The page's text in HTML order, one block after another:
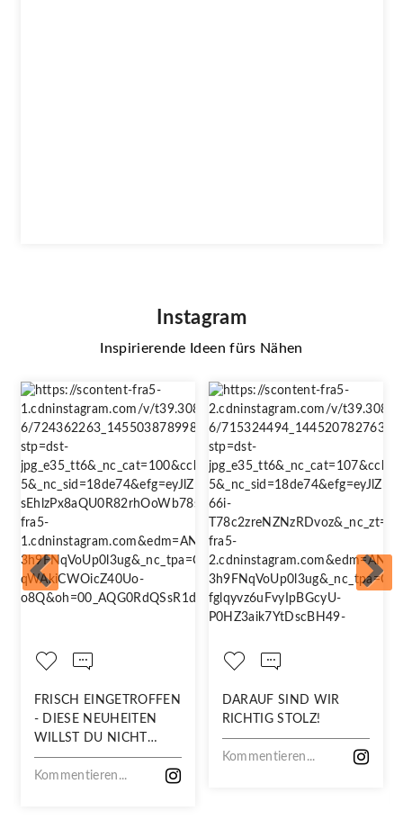
Instagram
Inspirierende Ideen fürs Nähen
FRISCH EINGETROFFEN
- DIESE NEUHEITEN
WILLST DU NICHT
VERPASSEN!
Kommentieren...
DARAUF SIND WIR
RICHTIG STOLZ!
Kommentieren...